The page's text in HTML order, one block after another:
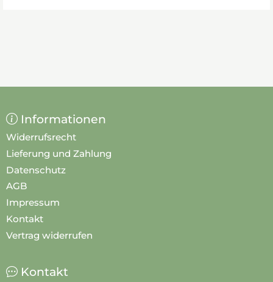
Informationen
Widerrufsrecht
Lieferung und Zahlung
Datenschutz
AGB
Impressum
Kontakt
Vertrag widerrufen
Kontakt